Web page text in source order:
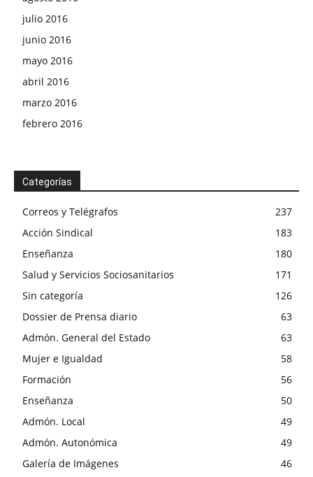
julio 2016
junio 2016
mayo 2016
abril 2016
marzo 2016
febrero 2016
Categorías
Correos y Telégrafos
237
Acción Sindical
183
Enseñanza
180
Salud y Servicios Sociosanitarios
171
Sin categoría
126
Dossier de Prensa diario
63
Admón. General del Estado
63
Mujer e Igualdad
58
Formación
56
Enseñanza
50
Admón. Local
49
Admón. Autonómica
49
Galería de Imágenes
46